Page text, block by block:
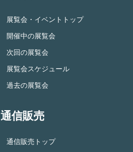
展覧会・イベントトップ
開催中の展覧会
次回の展覧会
展覧会スケジュール
過去の展覧会
通信販売
通信販売トップ